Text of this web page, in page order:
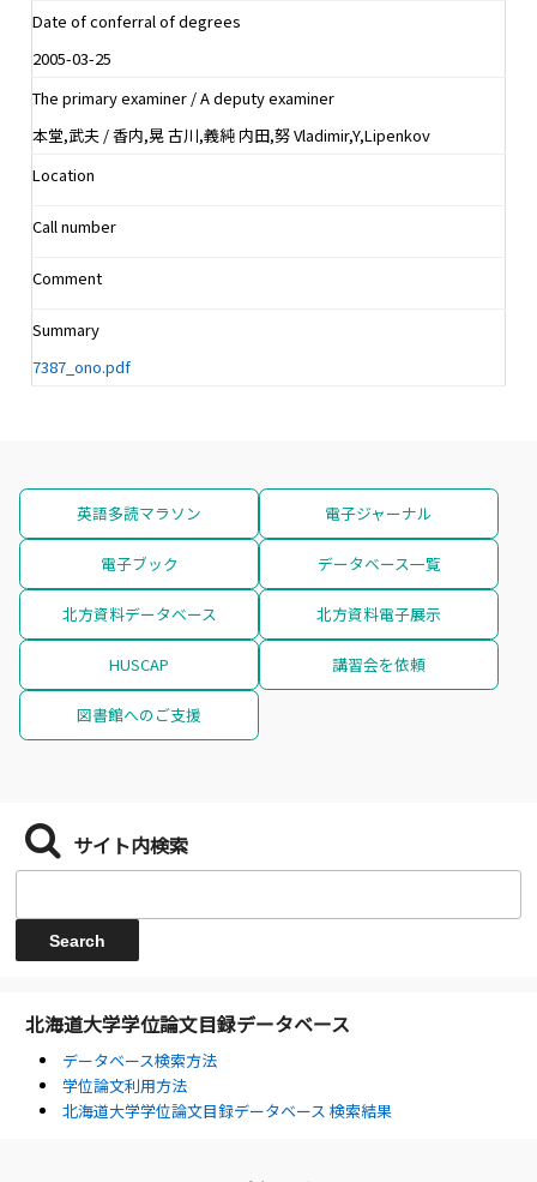
Date of conferral of degrees
2005-03-25
The primary examiner / A deputy examiner
本堂,武夫 / 香内,晃 古川,義純 内田,努 Vladimir,Y,Lipenkov
Location
Call number
Comment
Summary
7387_ono.pdf
英語多読マラソン 電子ジャーナル
電子ブック データベース一覧
北方資料データベース 北方資料電子展示
HUSCAP 講習会を依頼
図書館へのご支援
サイト内検索
北海道大学学位論文目録データベース
データベース検索方法
学位論文利用方法
北海道大学学位論文目録データベース 検索結果